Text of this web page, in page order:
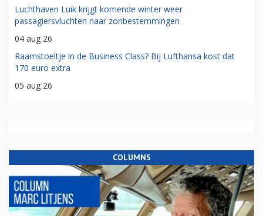
Luchthaven Luik krijgt komende winter weer
passagiersvluchten naar zonbestemmingen
04 aug 26
Raamstoeltje in de Business Class? Bij Lufthansa kost dat
170 euro extra
05 aug 26
COLUMNS